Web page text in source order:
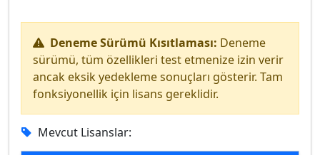
Deneme Sürümü Kısıtlaması: Deneme
sürümü, tüm özellikleri test etmenize izin verir
ancak eksik yedekleme sonuçları gösterir. Tam
fonksiyonellik için lisans gereklidir.
Mevcut Lisanslar: